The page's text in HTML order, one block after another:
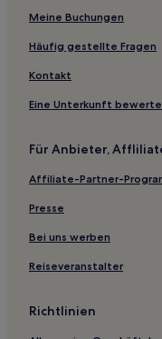
Marzabotto Hotels
Hotels nahe Porta San
Hotels nahe Villa delle
Hotels nahe Kirche
Hotels nahe Museum
Hotels nahe
B&B in Historisches
Ferienwohnungen in
Gasthäuser in Modena
Gasthäuser in Ferrara
Meine Buchungen
Häufig gestellte Fragen
Kontakt
Eine Unterkunft
Für Anbieter,
Affiliate-Partner-
Presse
Bei uns werben
Reiseveranstalter
Richtlinien